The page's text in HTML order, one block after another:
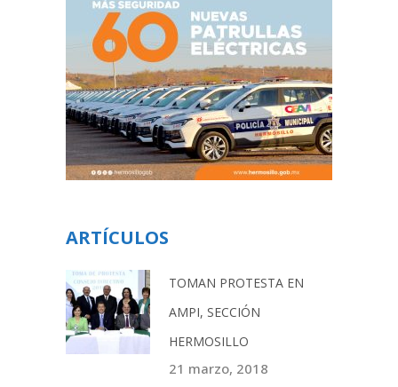
ARTÍCULOS
TOMAN PROTESTA EN
AMPI, SECCIÓN
HERMOSILLO
21 marzo, 2018